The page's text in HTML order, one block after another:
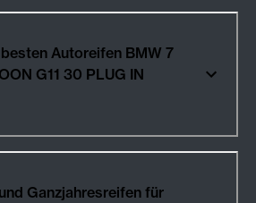
Autoreifen BMW 7
G11 30 PLUG IN
Ganzjahresreifen für